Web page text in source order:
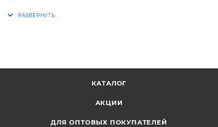
КАТАЛОГ
АКЦИИ
ДЛЯ ОПТОВЫХ ПОКУПАТЕЛЕЙ